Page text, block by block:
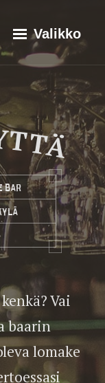
Valikko
Bar
Vai
baarin
lomake